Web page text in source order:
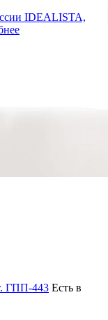
IDEALISTA,
ГПП-443 Есть в